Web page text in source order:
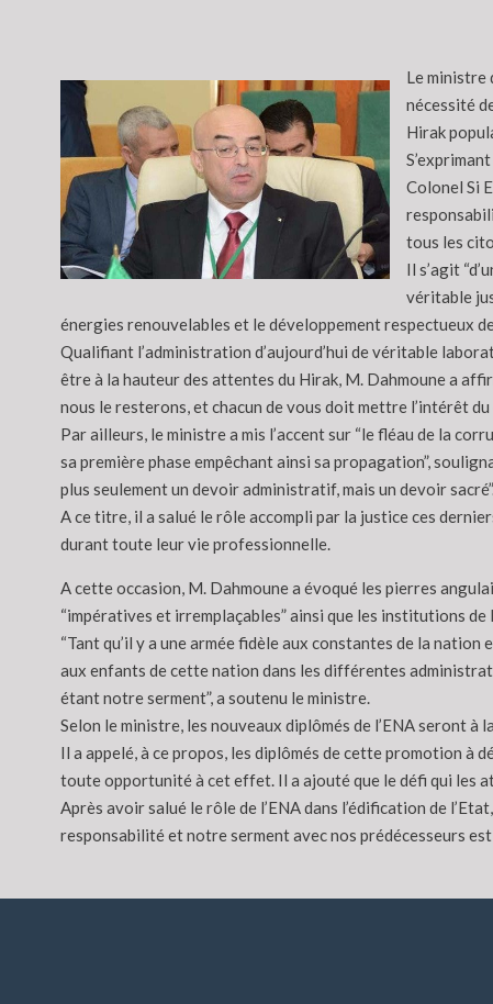
Le ministre
nécessité
Hirak
Colonel Si
tous les
Il s’agit
véritable
énergies renouvelables et le développement respectueux de
Qualifiant l’administration d’aujourd’hui de véritable
être à la hauteur des attentes du Hirak, M. Dahmoune a
nous le resterons, et chacun de vous doit mettre l’intérêt
Par ailleurs, le ministre a mis l’accent sur “le fléau de la
sa première phase empêchant ainsi sa propagation”,
plus seulement un devoir administratif, mais un devoir sacré”.
A ce titre, il a salué le rôle accompli par la justice ces
durant toute leur vie professionnelle.
A cette occasion, M. Dahmoune a évoqué les pierres
“impératives et irremplaçables” ainsi que les institutions
“Tant qu’il y a une armée fidèle aux constantes de la
aux enfants de cette nation dans les différentes
étant notre serment”, a soutenu le ministre.
Selon le ministre, les nouveaux diplômés de l’ENA seront
Il a appelé, à ce propos, les diplômés de cette promotion à
toute opportunité à cet effet. Il a ajouté que le défi qui les
Après avoir salué le rôle de l’ENA dans l’édification de
responsabilité et notre serment avec nos prédécesseurs